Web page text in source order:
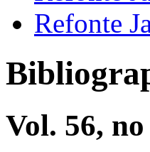
Refonte
Vol. 56,